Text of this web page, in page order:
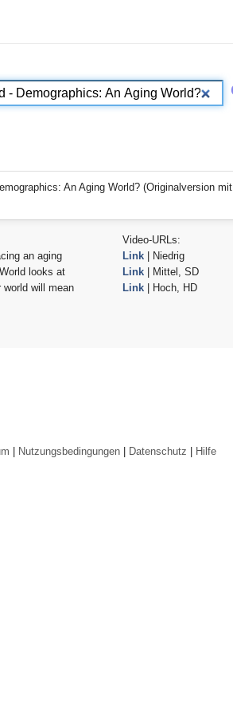
An Aging World? (Originalversion mit
an aging
looks at
world will mean
Video-URLs:
Link| Niedrig
Link| Mittel, SD
Link| Hoch, HD
| Nutzungsbedingungen| Datenschutz | Hilfe